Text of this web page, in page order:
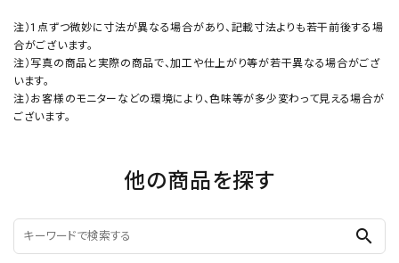
注）1点ずつ微妙に寸法が異なる場合があり、記載寸法よりも若干前後する場
合がございます。
注）写真の商品と実際の商品で、加工や仕上がり等が若干異なる場合がござ
います。
注）お客様のモニターなどの環境により、色味等が多少変わって見える場合が
ございます。
他の商品を探す
search